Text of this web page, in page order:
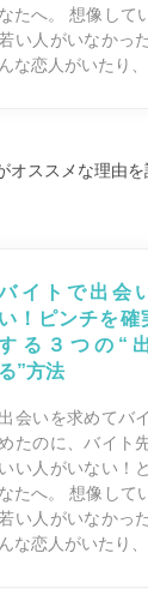
なたへ。 想像して
若い人がいなかっ
んな恋人がいたり
ススメな理由を
イトで出会
い！ピンチを確
る３つの“
る”方法
出会いを求めてバ
たのに、バイト
いい人がいない！
なたへ。 想像して
若い人がいなかっ
んな恋人がいたり